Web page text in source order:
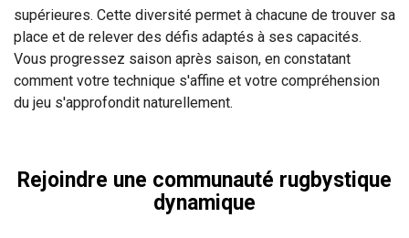
supérieures. Cette diversité permet à chacune de trouver sa
place et de relever des défis adaptés à ses capacités.
Vous progressez saison après saison, en constatant
comment votre technique s'affine et votre compréhension
du jeu s'approfondit naturellement.
Rejoindre une communauté rugbystique
dynamique